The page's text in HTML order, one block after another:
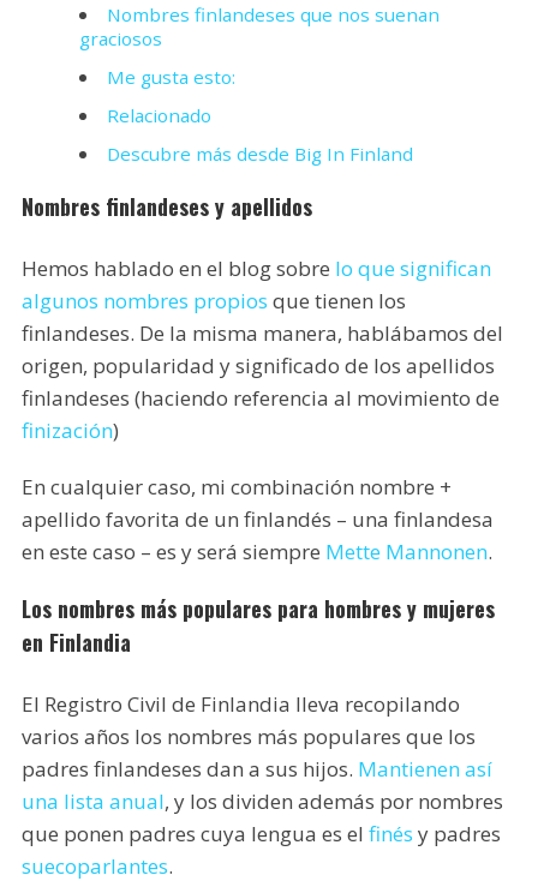
Nombres finlandeses que nos suenan
graciosos
Me gusta esto:
Relacionado
Descubre más desde Big In Finland
Nombres finlandeses y apellidos
Hemos hablado en el blog sobre lo que significan
algunos nombres propios que tienen los
finlandeses. De la misma manera, hablábamos del
origen, popularidad y significado de los apellidos
finlandeses (haciendo referencia al movimiento de
finización)
En cualquier caso, mi combinación nombre +
apellido favorita de un finlandés – una finlandesa
en este caso – es y será siempre Mette Mannonen.
Los nombres más populares para hombres y mujeres
en Finlandia
El Registro Civil de Finlandia lleva recopilando
varios años los nombres más populares que los
padres finlandeses dan a sus hijos. Mantienen así
una lista anual, y los dividen además por nombres
que ponen padres cuya lengua es el finés y padres
suecoparlantes.